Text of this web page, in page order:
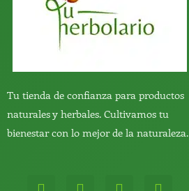
Tu tienda de confianza para productos
naturales y herbales. Cultivamos tu
bienestar con lo mejor de la naturaleza.
W T Y T